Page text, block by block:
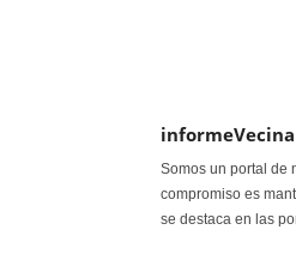
Somos un portal de
compromiso es
se destaca en las